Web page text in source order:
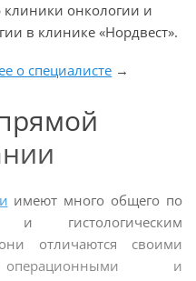
клиники онкологии и
в клинике «Нордвест».
о специалисте →
имеют много общего по
и гистологическим
отличаются своими
операционными и